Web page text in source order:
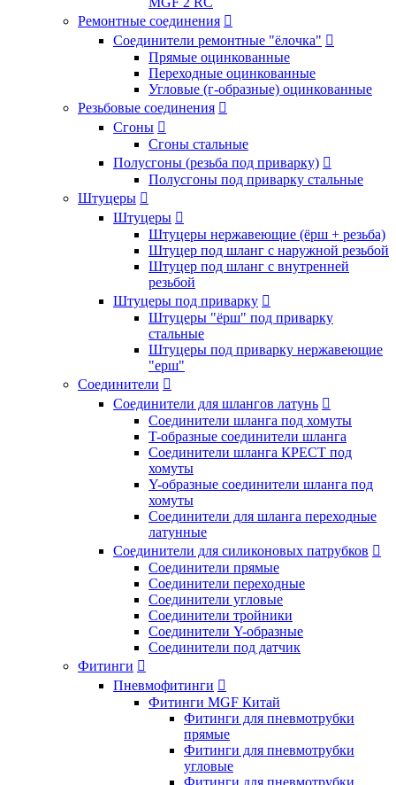
Ремонтные соединения 
Соединители ремонтные "ёлочка" 
Прямые оцинкованные
Переходные оцинкованные
Угловые (г-образные) оцинкованные
Резьбовые соединения 
Сгоны 
Сгоны стальные
Полусгоны (резьба под приварку) 
Полусгоны под приварку стальные
Штуцеры 
Штуцеры 
Штуцеры нержавеющие (ёрш + резьба)
Штуцер под шланг с наружной резьбой
Штуцер под шланг с внутренней
резьбой
Штуцеры под приварку 
Штуцеры "ёрш" под приварку
стальные
Штуцеры под приварку нержавеющие
"ерш"
Соединители 
Соединители для шлангов латунь 
Соединители шланга под хомуты
T-образные соединители шланга
Соединители шланга КРЕСТ под
хомуты
Y-образные соединители шланга под
хомуты
Соединители для шланга переходные
латунные
Соединители для силиконовых патрубков 
Соединители прямые
Соединители переходные
Соединители угловые
Соединители тройники
Соединители Y-образные
Соединители под датчик
Фитинги 
Пневмофитинги 
Фитинги MGF Китай
Фитинги для пневмотрубки
прямые
Фитинги для пневмотрубки
угловые
Фитинги для пневмотрубки